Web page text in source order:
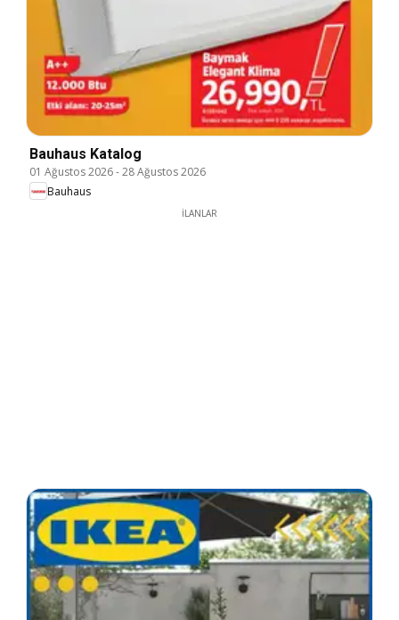
Bauhaus Katalog
01 Ağustos 2026-28 Ağustos 2026
Bauhaus
İLANLAR